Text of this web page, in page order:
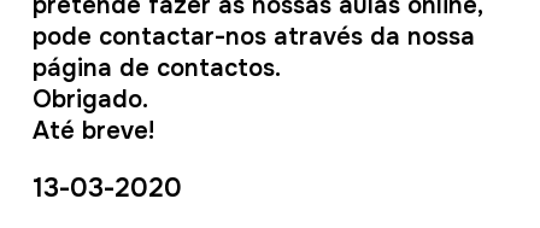
pode contactar-nos através da nossa
página de contactos.
Obrigado.
Até breve!
13-03-2020